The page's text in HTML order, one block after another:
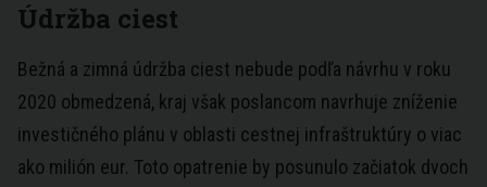
Údržba ciest
Bežná a zimná údržba ciest nebude podľa návrhu v roku
2020 obmedzená, kraj však poslancom navrhuje zníženie
investičného plánu v oblasti cestnej infraštruktúry o viac
ako milión eur. Toto opatrenie by posunulo začiatok dvoch